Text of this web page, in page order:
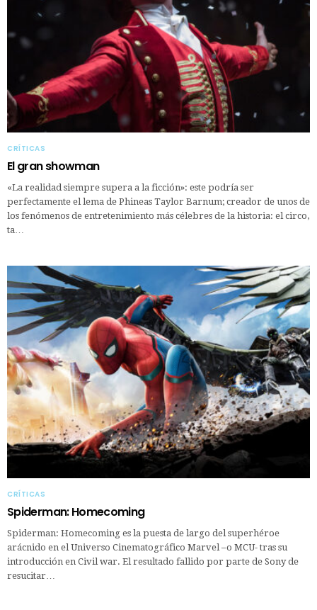
CRÍTICAS
El gran showman
«La realidad siempre supera a la ficción»: este podría ser
perfectamente el lema de Phineas Taylor Barnum; creador de unos de
los fenómenos de entretenimiento más célebres de la historia: el circo,
ta…
CRÍTICAS
Spiderman: Homecoming
Spiderman: Homecoming es la puesta de largo del superhéroe
arácnido en el Universo Cinematográfico Marvel –o MCU- tras su
introducción en Civil war. El resultado fallido por parte de Sony de
resucitar…